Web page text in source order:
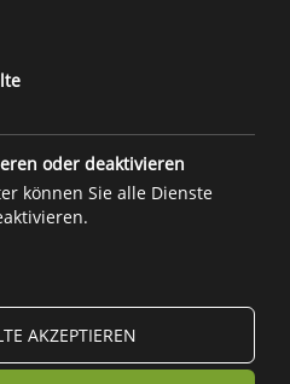
finden Sie
im Auftrag und Zusammenarbeit mit
Prävention
Prävention KDS
oder deaktivieren
können Sie alle Dienste
AKZEPTIEREN